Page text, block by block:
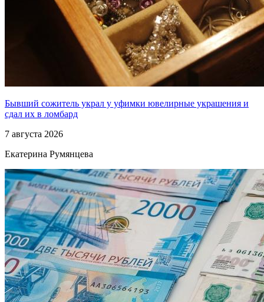
Бывший сожитель украл у уфимки ювелирные украшения и
сдал их в ломбард
7 августа 2026
Екатерина Румянцева